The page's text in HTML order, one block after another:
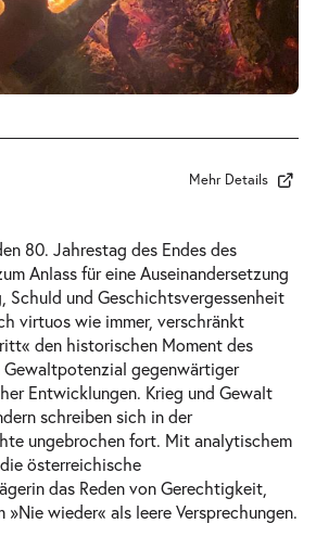
Di.
17.11.2026
Tickets
-
Mi.
25.11.2026
Tickets
-
Do.
26.11.2026
Tickets
Mehr Details
80. Jahrestag des Endes des
Anlass für eine Auseinandersetzung
Schuld und Geschichtsvergessenheit
virtuos wie immer, verschränkt
den historischen Moment des
Gewaltpotenzial gegenwärtiger
Entwicklungen. Krieg und Gewalt
schreiben sich in der
ungebrochen fort. Mit analytischem
österreichische
das Reden von Gerechtigkeit,
»Nie wieder« als leere Versprechungen.